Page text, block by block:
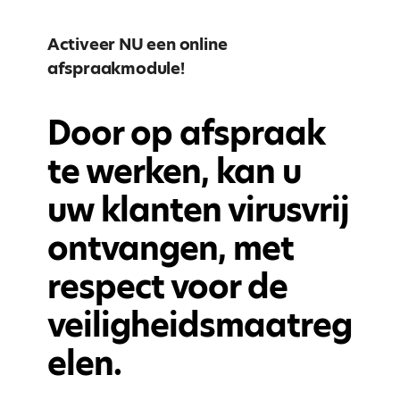
Activeer NU een online
afspraakmodule!
Door op afspraak
te werken, kan u
uw klanten virusvrij
ontvangen, met
respect voor de
veiligheidsmaatreg
elen.